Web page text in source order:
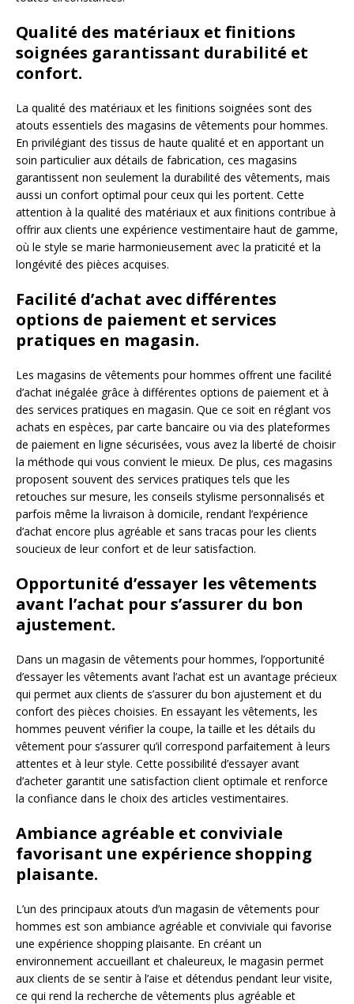
Qualité des matériaux et finitions
soignées garantissant durabilité et
confort.
La qualité des matériaux et les finitions soignées sont des
atouts essentiels des magasins de vêtements pour hommes.
En privilégiant des tissus de haute qualité et en apportant un
soin particulier aux détails de fabrication, ces magasins
garantissent non seulement la durabilité des vêtements, mais
aussi un confort optimal pour ceux qui les portent. Cette
attention à la qualité des matériaux et aux finitions contribue à
offrir aux clients une expérience vestimentaire haut de gamme,
où le style se marie harmonieusement avec la praticité et la
longévité des pièces acquises.
Facilité d’achat avec différentes
options de paiement et services
pratiques en magasin.
Les magasins de vêtements pour hommes offrent une facilité
d’achat inégalée grâce à différentes options de paiement et à
des services pratiques en magasin. Que ce soit en réglant vos
achats en espèces, par carte bancaire ou via des plateformes
de paiement en ligne sécurisées, vous avez la liberté de choisir
la méthode qui vous convient le mieux. De plus, ces magasins
proposent souvent des services pratiques tels que les
retouches sur mesure, les conseils stylisme personnalisés et
parfois même la livraison à domicile, rendant l’expérience
d’achat encore plus agréable et sans tracas pour les clients
soucieux de leur confort et de leur satisfaction.
Opportunité d’essayer les vêtements
avant l’achat pour s’assurer du bon
ajustement.
Dans un magasin de vêtements pour hommes, l’opportunité
d’essayer les vêtements avant l’achat est un avantage précieux
qui permet aux clients de s’assurer du bon ajustement et du
confort des pièces choisies. En essayant les vêtements, les
hommes peuvent vérifier la coupe, la taille et les détails du
vêtement pour s’assurer qu’il correspond parfaitement à leurs
attentes et à leur style. Cette possibilité d’essayer avant
d’acheter garantit une satisfaction client optimale et renforce
la confiance dans le choix des articles vestimentaires.
Ambiance agréable et conviviale
favorisant une expérience shopping
plaisante.
L’un des principaux atouts d’un magasin de vêtements pour
hommes est son ambiance agréable et conviviale qui favorise
une expérience shopping plaisante. En créant un
environnement accueillant et chaleureux, le magasin permet
aux clients de se sentir à l’aise et détendus pendant leur visite,
ce qui rend la recherche de vêtements plus agréable et